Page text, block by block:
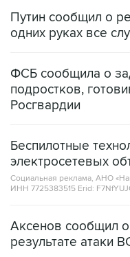
Путин сообщил о
одних руках все
ФСБ сообщила о
подростков,
Росгвардии
Беспилотные
электросетевых
Социальная реклама, АНО
ИНН 7725383515 Erid:
Аксенов сообщил
результате атаки